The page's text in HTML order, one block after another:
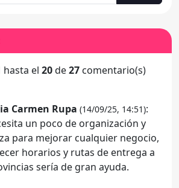
hasta el 20de27 comentario(s)
Carmen Rupa (14/09/25, 14:51):
un poco de organización y
para mejorar cualquier negocio,
horarios y rutas de entrega a
sería de gran ayuda.